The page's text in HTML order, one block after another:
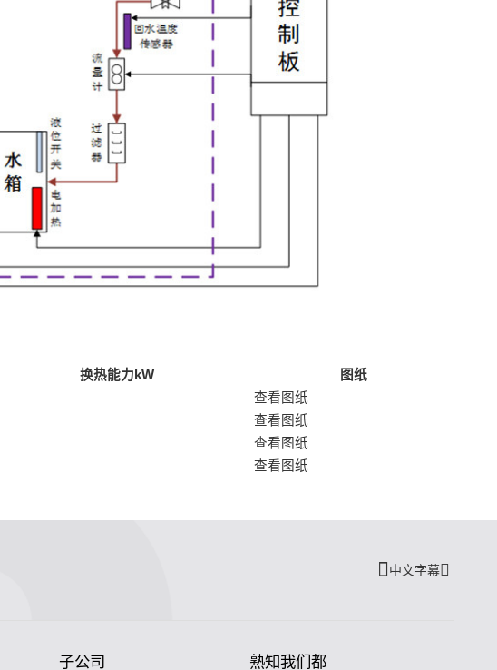
换热能力kW
图纸
查看图纸
查看图纸
查看图纸
查看图纸
中文字幕
子公司 熟知我们都